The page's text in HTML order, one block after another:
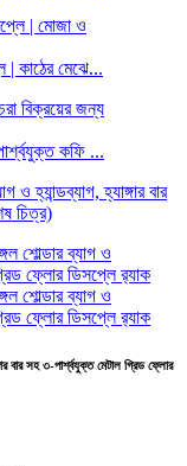
| কাঠের মেঝে...
কফি ...
বার সহ ৩-পার্শ্বযুক্ত মেটাল গ্রিড ফ্লোর